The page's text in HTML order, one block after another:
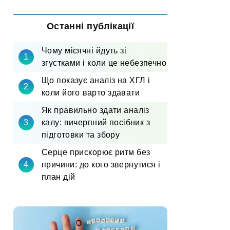
Останні публікації
Чому місячні йдуть зі
згустками і коли це небезпечно
Що показує аналіз на ХГЛ і
коли його варто здавати
Як правильно здати аналіз
калу: вичерпний посібник з
підготовки та збору
Серце прискорює ритм без
причини: до кого звернутися і
план дій